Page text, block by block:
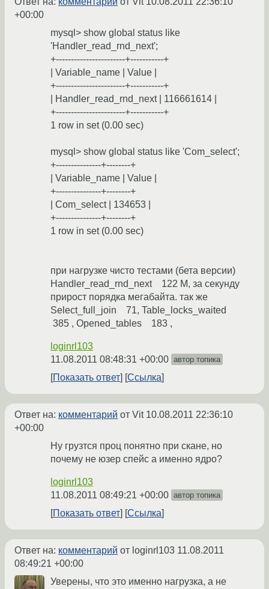
+00:00
mysql> show global status like
'Handler_read_rnd_next';
+-----------------------+-----------+
| Variable_name | Value |
+-----------------------+-----------+
| Handler_read_rnd_next | 116661614 |
+-----------------------+-----------+
1 row in set (0.00 sec)
mysql> show global status like 'Com_select';
+---------------+--------+
| Variable_name | Value |
+---------------+--------+
| Com_select | 134653 |
+---------------+--------+
1 row in set (0.00 sec)
при нагрузке чисто тестами (бета версии)
Handler_read_rnd_next 122 M, за секунду
прирост порядка мегабайта. так же
Select_full_join 71, Table_locks_waited
385 , Opened_tables 183 ,
loginrl103
11.08.2011 08:48:31 +00:00 автор топика
Показать ответ Ссылка
Ответ на: комментарий от Vit 10.08.2011 22:36:10
+00:00
Ну грузтся проц понятно при скане, но
почему не юзер спейс а именно ядро?
loginrl103
11.08.2011 08:49:21 +00:00 автор топика
Показать ответ Ссылка
Ответ на: комментарий от loginrl103 11.08.2011
08:49:21 +00:00
Уверены, что это именно нагрузка, а не